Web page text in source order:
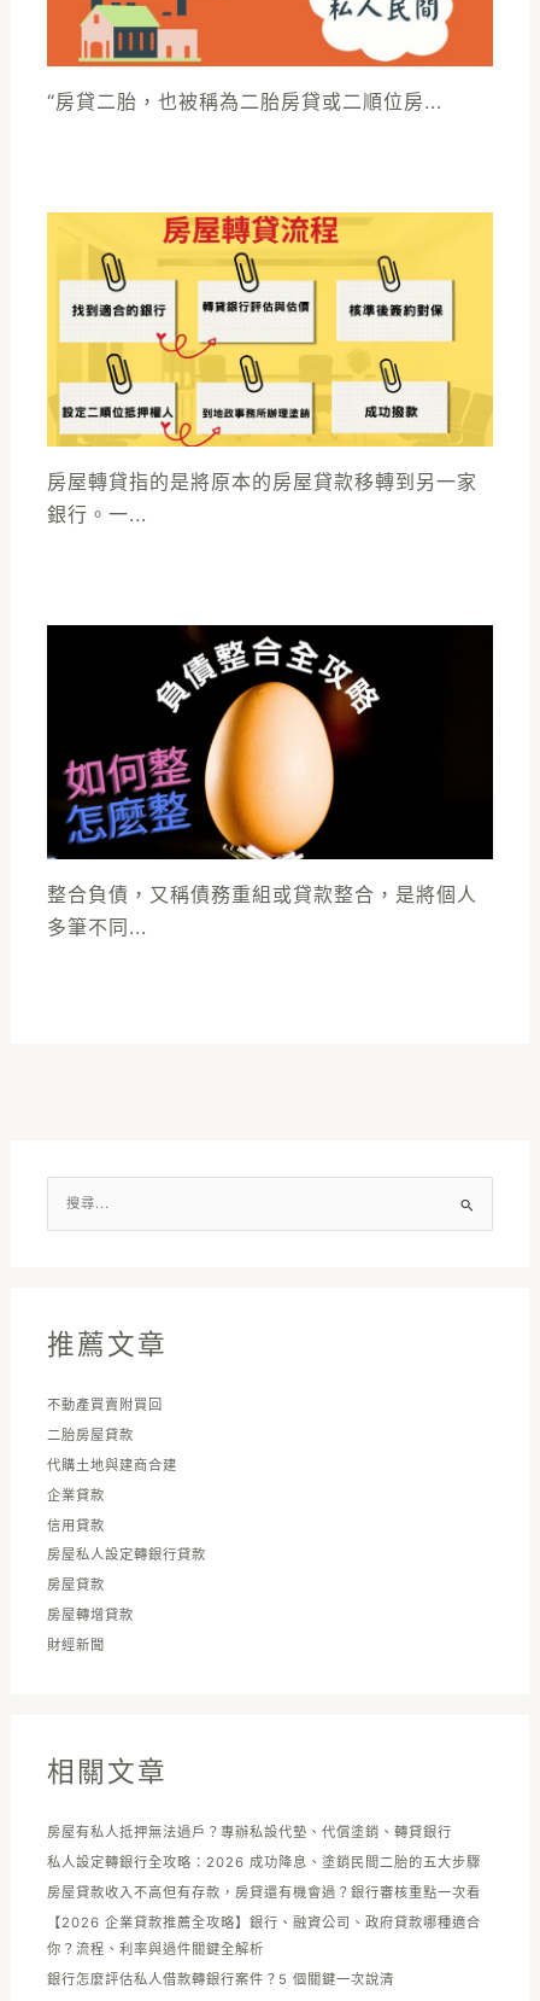
“房貸二胎，也被稱為二胎房貸或二順位房...
房屋轉貸指的是將原本的房屋貸款移轉到另一家
銀行。一...
整合負債，又稱債務重組或貸款整合，是將個人
多筆不同...
尋
:推薦文章
不動產買賣附買回
二胎房屋貸款
代購土地與建商合建
企業貸款
信用貸款
房屋私人設定轉銀行貸款
房屋貸款
房屋轉增貸款
財經新聞
相關文章
房屋有私人抵押無法過戶？專辦私設代墊、代償塗銷、轉貸銀行
私人設定轉銀行全攻略：2026 成功降息、塗銷民間二胎的五大步驟
房屋貸款收入不高但有存款，房貸還有機會過？銀行審核重點一次看
【2026 企業貸款推薦全攻略】銀行、融資公司、政府貸款哪種適合
你？流程、利率與過件關鍵全解析
銀行怎麼評估私人借款轉銀行案件？5 個關鍵一次說清